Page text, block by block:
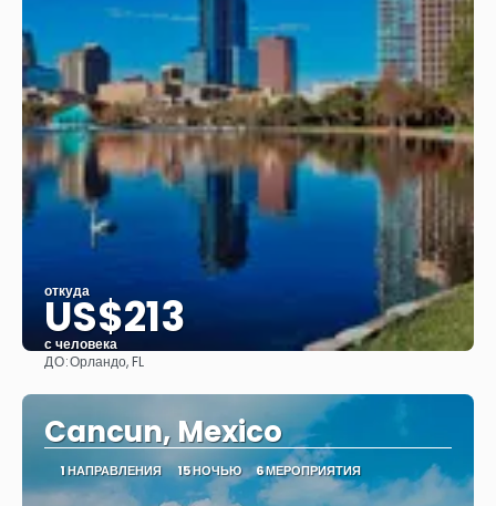
откуда
US$213
с человека
ДО:Орландо, FL
Cancun, Mexico
1 НАПРАВЛЕНИЯ 15 НОЧЬЮ 6 МЕРОПРИЯТИЯ